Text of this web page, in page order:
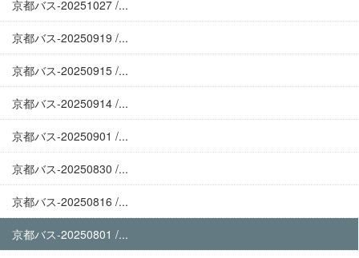
京都バス-20251027 /...
京都バス-20250919 /...
京都バス-20250915 /...
京都バス-20250914 /...
京都バス-20250901 /...
京都バス-20250830 /...
京都バス-20250816 /...
京都バス-20250801 /...